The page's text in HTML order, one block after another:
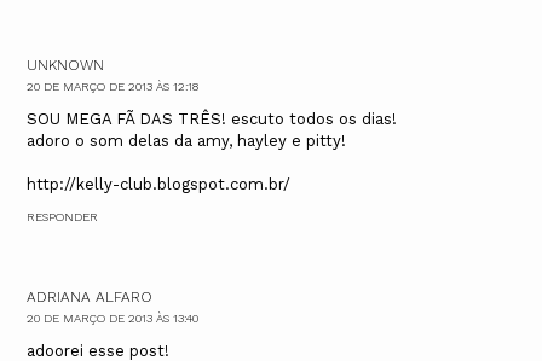
UNKNOWN
20 DE MARÇO DE 2013 ÀS 12:18
SOU MEGA FÃ DAS TRÊS! escuto todos os dias!
adoro o som delas da amy, hayley e pitty!
http://kelly-club.blogspot.com.br/
RESPONDER
ADRIANA ALFARO
20 DE MARÇO DE 2013 ÀS 13:40
adoorei esse post!